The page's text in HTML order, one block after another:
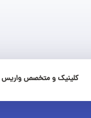
کلینیک و متخصص واریس